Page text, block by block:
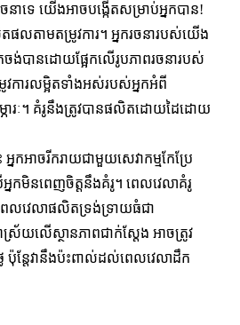
នាទេ យើងអាចបង្កើតសម្រាប់អ្នកបាន!
លតាមតម្រូវការ។ អ្នករចនារបស់យើង
ចង់បានដោយផ្អែកលើរូបភាពរចនារបស់
ការលម្អិតទាំងអស់របស់អ្នកអំពី
ៈ។ គំរូនឹងត្រូវបានផលិតដោយដៃដោយ
នកអាចរីករាយជាមួយសេវាកម្មកែប្រែ
កមិនពេញចិត្តនឹងគំរូ។ ពេលវេលាគំរូ
ពេលវេលាផលិតទ្រង់ទ្រាយធំជា
យលើស្ថានភាពជាក់ស្តែង អាចត្រូវ
ប៉ុន្តែវានឹងប៉ះពាល់ដល់ពេលវេលាដឹក